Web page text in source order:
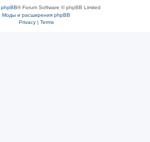
phpBB® Forum Software © phpBB Limited
Моды и расширения phpBB
Privacy| Terms